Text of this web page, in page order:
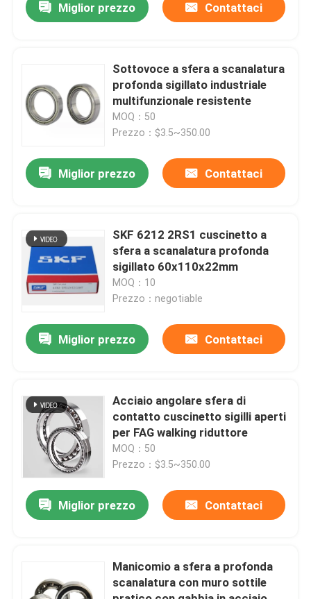
Prodotti
Su di noi
Visita alla fabbrica
Notizie
Casi
Richiedere un preventivo
cuscinetti a rulli d'allineamento di auto
Miglior prezzo Contattaci
Sottovoce a sfera a scanalatura
profonda sigillato industriale
multifunzionale resistente
MOQ：50
Prezzo：$3.5~350.00
Miglior prezzo Contattaci
SKF 6212 2RS1 cuscinetto a
sfera a scanalatura profonda
sigillato 60x110x22mm
MOQ：10
Prezzo：negotiable
Miglior prezzo Contattaci
Acciaio angolare sfera di
contatto cuscinetto sigilli aperti
per FAG walking riduttore
MOQ：50
Prezzo：$3.5~350.00
Miglior prezzo Contattaci
Manicomio a sfera a profonda
scanalatura con muro sottile